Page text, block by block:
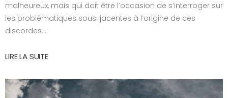
malheureux, mais qui doit être l’occasion de s’interroger sur
les problématiques sous-jacentes à l’origine de ces
discordes....
LIRE LA SUITE